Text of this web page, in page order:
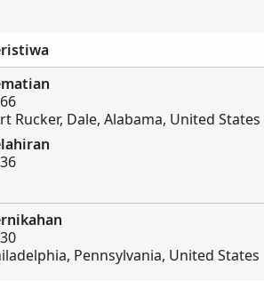
Rucker, Dale, Alabama, United States
Pennsylvania, United States